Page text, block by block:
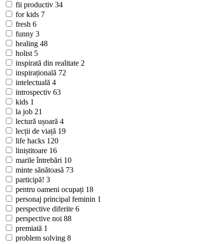
fii productiv 34
for kids 7
fresh 6
funny 3
healing 48
holist 5
inspirată din realitate 2
inspirațională 72
intelectuală 4
introspectiv 63
kids 1
la job 21
lectură ușoară 4
lecții de viață 19
life hacks 120
liniștitoare 16
marile întrebări 10
minte sănătoasă 73
participă! 3
pentru oameni ocupați 18
personaj principal feminin 1
perspective diferite 6
perspective noi 88
premiată 1
problem solving 8